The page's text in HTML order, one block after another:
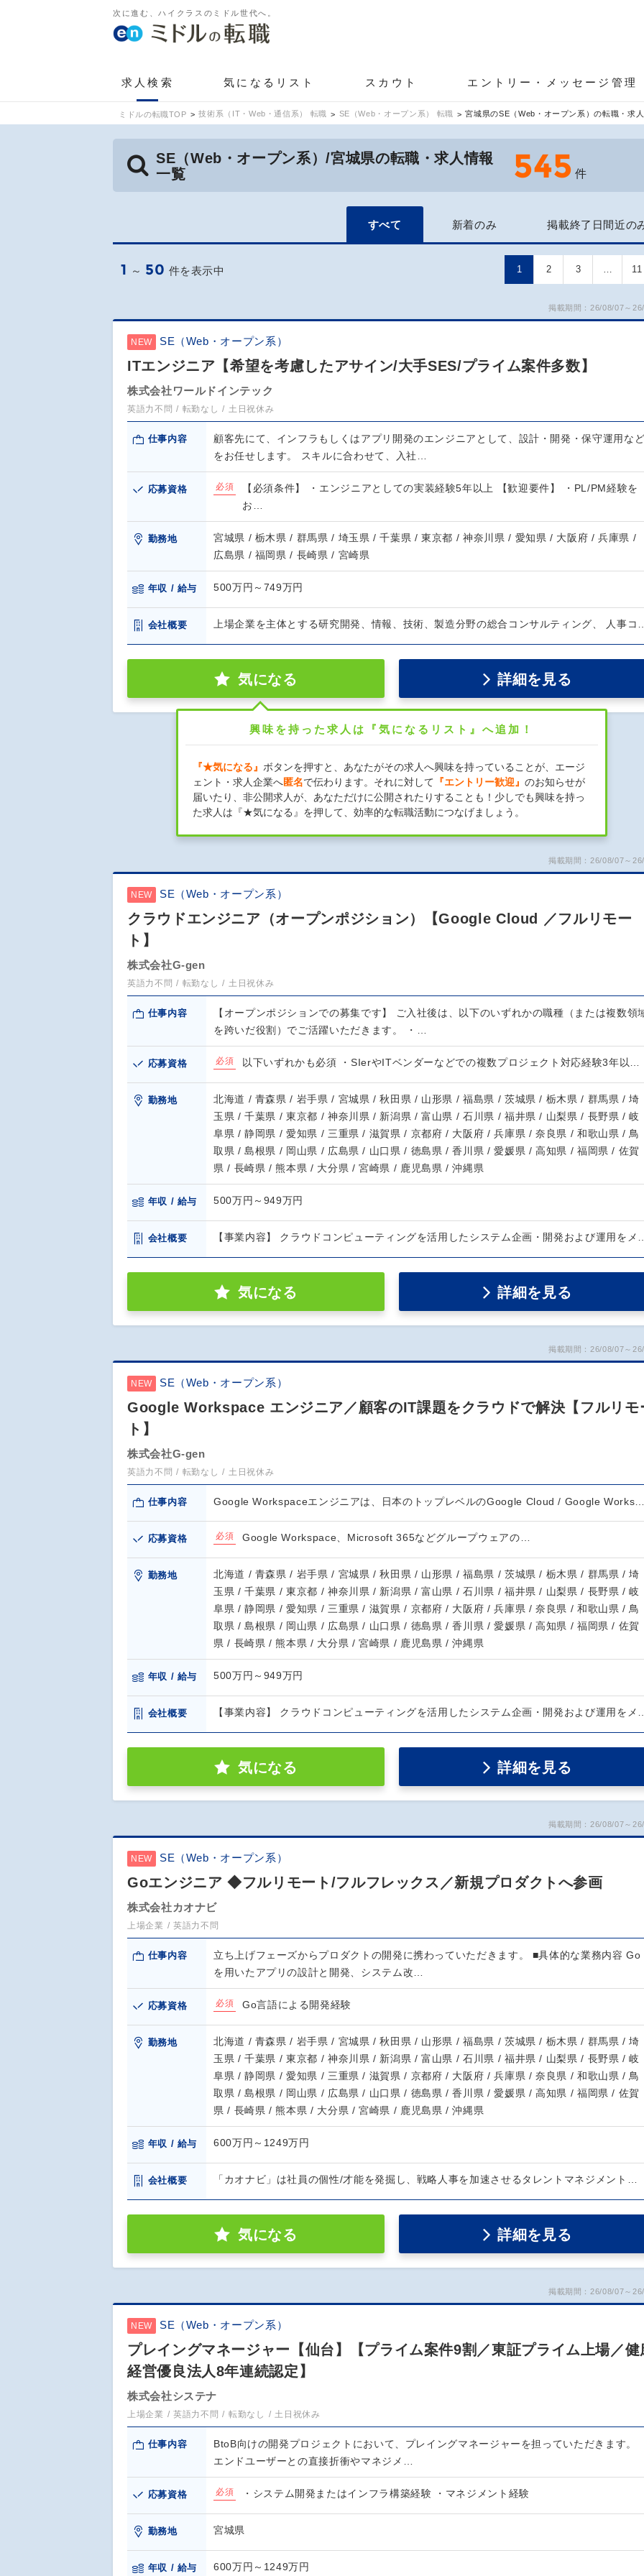
次に進む、ハイクラスのミドル世代へ。
求人検索 気になるリスト スカウト エントリー・メッセージ管理
ミドルの転職TOP 技術系（IT・Web・通信系） 転職 SE（Web・オープン系） 転職 宮城県のSE（Web・オープン系）の転職・求
SE（Web・オープン系）/宮城県の転職・求人情報
一覧
545 件
すべて 新着のみ 掲載終了日間近の
1 ～ 50 件を表示中 1 2 3 … 11
掲載期間：26/08/07～
NEW SE（Web・オープン系）
ITエンジニア【希望を考慮したアサイン/大手SES/プライム案件多数】
株式会社ワールドインテック
英語力不問 転勤なし 土日祝休み
仕事内容
顧客先にて、インフラもしくはアプリ開発のエンジニアとして、設計・開発・保守運用な
をお任せします。 スキルに合わせて、入社…
応募資格 必須
【必須条件】 ・エンジニアとしての実装経験5年以上 【歓迎要件】 ・PL/PM経験を
お…
勤務地
宮城県 / 栃木県 / 群馬県 / 埼玉県 / 千葉県 / 東京都 / 神奈川県 / 愛知県 / 大阪府 / 兵庫県 /
広島県 / 福岡県 / 長崎県 / 宮崎県
年収 / 給与 500万円～749万円
会社概要 上場企業を主体とする研究開発、情報、技術、製造分野の総合コンサルティング、 人事
気になる 詳細を見る
興味を持った求人は『気になるリスト』へ追加！
『★気になる』 ボタンを押すと、あなたがその求人へ興味を持っていることが、エージ
ェント・求人企業へ匿名で伝わります。それに対して 『エントリー歓迎』 のお知らせが
届いたり、非公開求人が、あなただけに公開されたりすることも！少しでも興味を持っ
た求人は『★気になる』を押して、効率的な転職活動につなげましょう。
掲載期間：26/08/07～
NEW SE（Web・オープン系）
クラウドエンジニア（オープンポジション）【Google Cloud ／フルリモー
ト】
株式会社G-gen
英語力不問 転勤なし 土日祝休み
仕事内容
【オープンポジションでの募集です】 ご入社後は、以下のいずれかの職種（または複数領
を跨いだ役割）でご活躍いただきます。 ・…
応募資格 必須 以下いずれかも必須 ・SIerやITベンダーなどでの複数プロジェクト対応経験3年以…
勤務地
北海道 / 青森県 / 岩手県 / 宮城県 / 秋田県 / 山形県 / 福島県 / 茨城県 / 栃木県 / 群馬県 / 埼
玉県 / 千葉県 / 東京都 / 神奈川県 / 新潟県 / 富山県 / 石川県 / 福井県 / 山梨県 / 長野県 / 岐
阜県 / 静岡県 / 愛知県 / 三重県 / 滋賀県 / 京都府 / 大阪府 / 兵庫県 / 奈良県 / 和歌山県 / 鳥
取県 / 島根県 / 岡山県 / 広島県 / 山口県 / 徳島県 / 香川県 / 愛媛県 / 高知県 / 福岡県 / 佐賀
県 / 長崎県 / 熊本県 / 大分県 / 宮崎県 / 鹿児島県 / 沖縄県
年収 / 給与 500万円～949万円
会社概要 【事業内容】 クラウドコンピューティングを活用したシステム企画・開発および運用を
気になる 詳細を見る
掲載期間：26/08/07～
NEW SE（Web・オープン系）
Google Workspace エンジニア／顧客のIT課題をクラウドで解決【フルリモ
ト】
株式会社G-gen
英語力不問 転勤なし 土日祝休み
仕事内容 Google Workspaceエンジニアは、日本のトップレベルのGoogle Cloud / Google
応募資格 必須 Google Workspace、Microsoft 365などグループウェアの…
勤務地
北海道 / 青森県 / 岩手県 / 宮城県 / 秋田県 / 山形県 / 福島県 / 茨城県 / 栃木県 / 群馬県 / 埼
玉県 / 千葉県 / 東京都 / 神奈川県 / 新潟県 / 富山県 / 石川県 / 福井県 / 山梨県 / 長野県 / 岐
阜県 / 静岡県 / 愛知県 / 三重県 / 滋賀県 / 京都府 / 大阪府 / 兵庫県 / 奈良県 / 和歌山県 / 鳥
取県 / 島根県 / 岡山県 / 広島県 / 山口県 / 徳島県 / 香川県 / 愛媛県 / 高知県 / 福岡県 / 佐賀
県 / 長崎県 / 熊本県 / 大分県 / 宮崎県 / 鹿児島県 / 沖縄県
年収 / 給与 500万円～949万円
会社概要 【事業内容】 クラウドコンピューティングを活用したシステム企画・開発および運用を
気になる 詳細を見る
掲載期間：26/08/07～
NEW SE（Web・オープン系）
Goエンジニア ◆フルリモート/フルフレックス／新規プロダクトへ参画
株式会社カオナビ
上場企業 英語力不問
仕事内容
立ち上げフェーズからプロダクトの開発に携わっていただきます。 ■具体的な業務内容 Go
を用いたアプリの設計と開発、システム改…
応募資格 必須 Go言語による開発経験
勤務地
北海道 / 青森県 / 岩手県 / 宮城県 / 秋田県 / 山形県 / 福島県 / 茨城県 / 栃木県 / 群馬県 / 埼
玉県 / 千葉県 / 東京都 / 神奈川県 / 新潟県 / 富山県 / 石川県 / 福井県 / 山梨県 / 長野県 / 岐
阜県 / 静岡県 / 愛知県 / 三重県 / 滋賀県 / 京都府 / 大阪府 / 兵庫県 / 奈良県 / 和歌山県 / 鳥
取県 / 島根県 / 岡山県 / 広島県 / 山口県 / 徳島県 / 香川県 / 愛媛県 / 高知県 / 福岡県 / 佐賀
県 / 長崎県 / 熊本県 / 大分県 / 宮崎県 / 鹿児島県 / 沖縄県
年収 / 給与 600万円～1249万円
会社概要 「カオナビ」は社員の個性/才能を発掘し、戦略人事を加速させるタレントマネジメント…
気になる 詳細を見る
掲載期間：26/08/07～
NEW SE（Web・オープン系）
プレイングマネージャー【仙台】【プライム案件9割／東証プライム上場／健
経営優良法人8年連続認定】
株式会社システナ
上場企業 英語力不問 転勤なし 土日祝休み
仕事内容
BtoB向けの開発プロジェクトにおいて、プレイングマネージャーを担っていただきます。
エンドユーザーとの直接折衝やマネジメ…
応募資格 必須 ・システム開発またはインフラ構築経験 ・マネジメント経験
勤務地 宮城県
年収 / 給与 600万円～1249万円